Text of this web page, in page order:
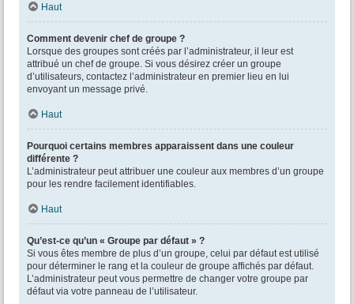
Haut
Comment devenir chef de groupe ?
Lorsque des groupes sont créés par l’administrateur, il leur est
attribué un chef de groupe. Si vous désirez créer un groupe
d’utilisateurs, contactez l’administrateur en premier lieu en lui
envoyant un message privé.
Haut
Pourquoi certains membres apparaissent dans une couleur
différente ?
L’administrateur peut attribuer une couleur aux membres d’un groupe
pour les rendre facilement identifiables.
Haut
Qu’est-ce qu’un « Groupe par défaut » ?
Si vous êtes membre de plus d’un groupe, celui par défaut est utilisé
pour déterminer le rang et la couleur de groupe affichés par défaut.
L’administrateur peut vous permettre de changer votre groupe par
défaut via votre panneau de l’utilisateur.